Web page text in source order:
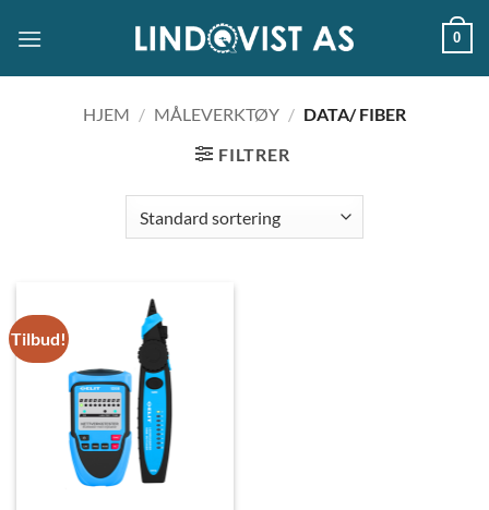
0
HJEM / MÅLEVERKTØY / DATA/ FIBER
FILTRER
Tilbud!